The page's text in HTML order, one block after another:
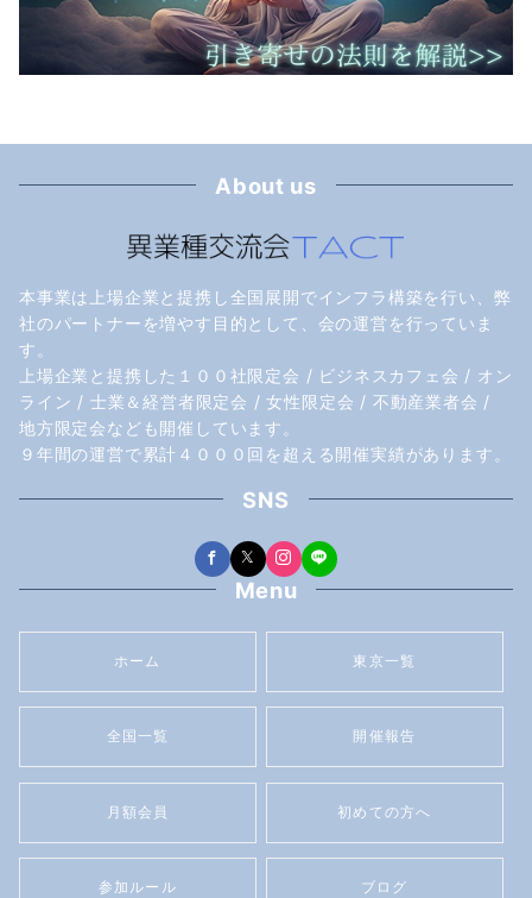
About us
本事業は上場企業と提携し全国展開でインフラ構築を行い、弊
社のパートナーを増やす目的として、会の運営を行っていま
す。
上場企業と提携した１００社限定会 / ビジネスカフェ会 / オン
ライン / 士業＆経営者限定会 / 女性限定会 / 不動産業者会 /
地方限定会なども開催しています。
９年間の運営で累計４０００回を超える開催実績があります。
SNS
Menu
ホーム 東京一覧
全国一覧 開催報告
月額会員 初めての方へ
参加ルール ブログ